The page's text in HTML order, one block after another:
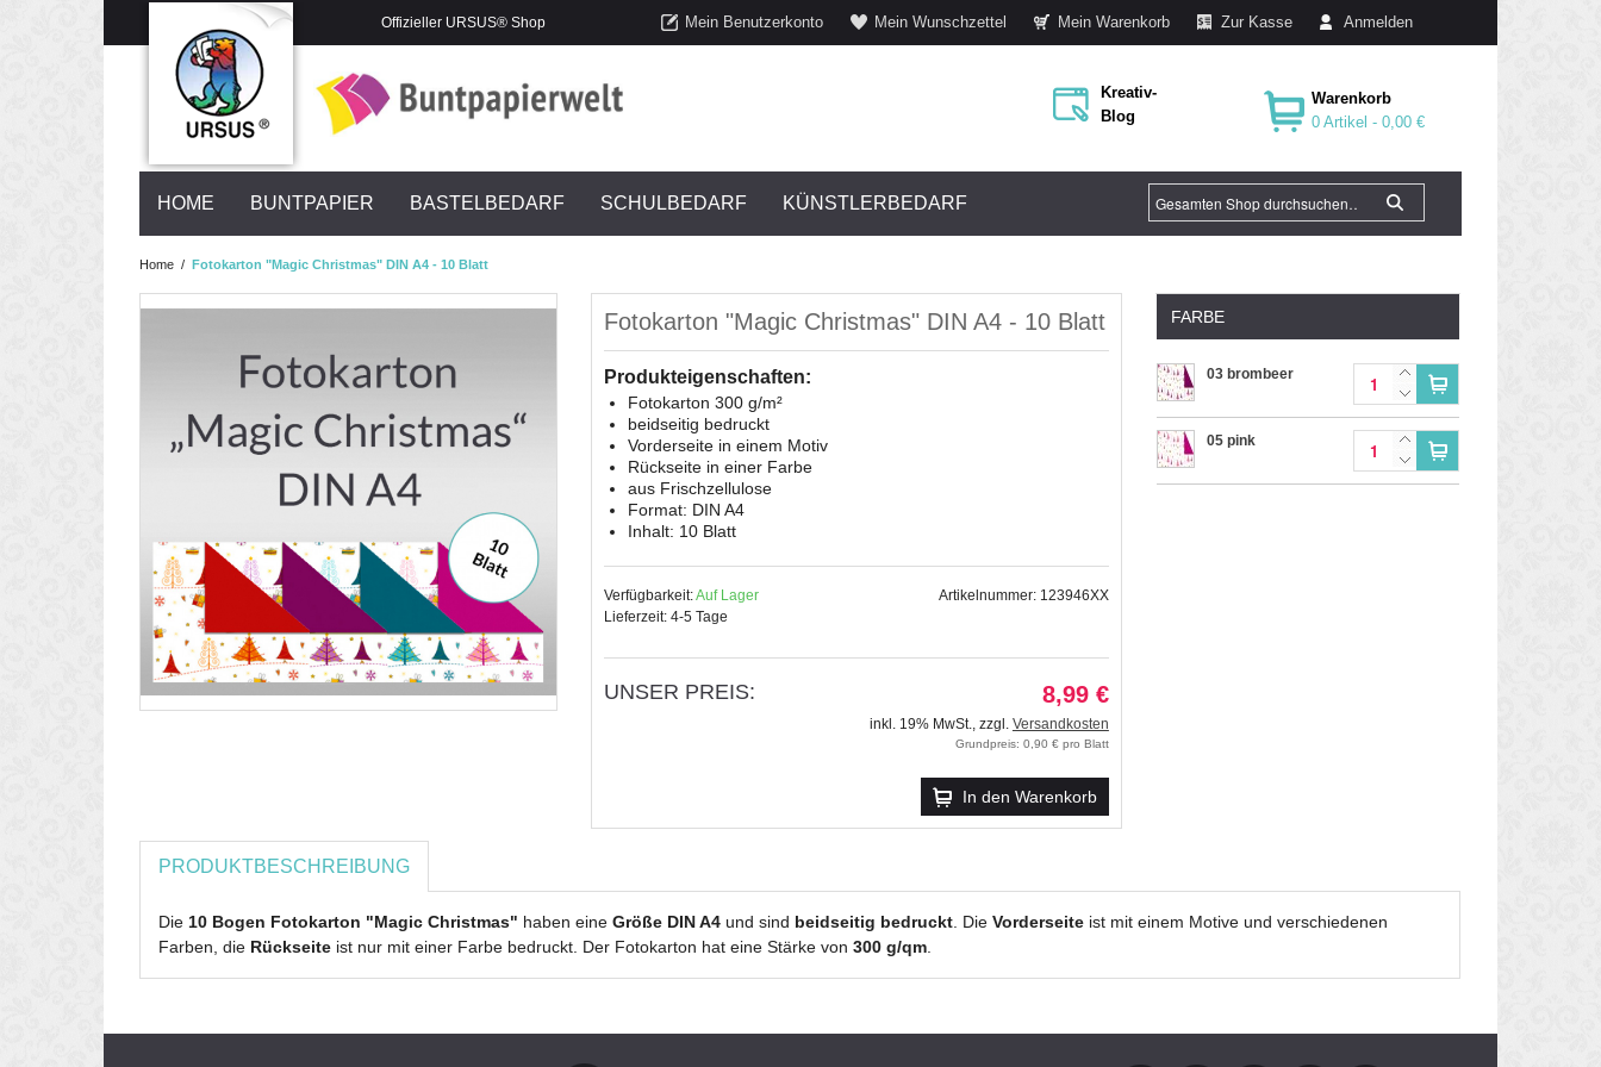
Offizieller URSUS® Shop Mein Benutzerkonto Mein Wunschzettel Mein Warenkorb Zur Kasse Anmelden
Kreativ-
Blog
Warenkorb
0 Artikel -0,00 €
HOME BUNTPAPIER BASTELBEDARF SCHULBEDARF KÜNSTLERBEDARF
Home / Fotokarton "Magic Christmas" DIN A4 - 10 Blatt
Fotokarton "Magic Christmas" DIN A4 - 10 Blatt
Produkteigenschaften:
Fotokarton 300 g/m²
beidseitig bedruckt
Vorderseite in einem Motiv
Rückseite in einer Farbe
aus Frischzellulose
Format: DIN A4
Inhalt: 10 Blatt
Verfügbarkeit:Auf Lager
Lieferzeit: 4-5 Tage
Artikelnummer: 123946XX
UNSER PREIS: 8,99 €
inkl. 19% MwSt., zzgl. Versandkosten
Grundpreis: 0,90 € pro Blatt
In den Warenkorb
FARBE
03 brombeer
05 pink
PRODUKTBESCHREIBUNG
Die 10 Bogen Fotokarton "Magic Christmas" haben eine Größe DIN A4 und sind beidseitig bedruckt . Die Vorderseite ist mit einem Motive und verschiedenen
Farben, die Rückseite ist nur mit einer Farbe bedruckt. Der Fotokarton hat eine Stärke von 300 g/qm